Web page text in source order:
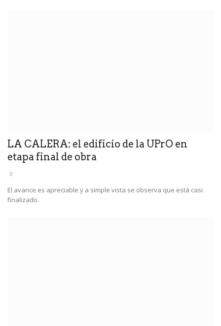
LA CALERA: el edificio de la UPrO en
etapa final de obra
0
El avance es apreciable y a simple vista se observa que está casi
finalizado.